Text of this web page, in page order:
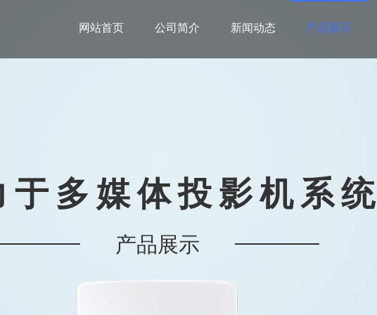
网站首页 公司简介 新闻动态 产品展示
于多媒体投影机系统
产品展示